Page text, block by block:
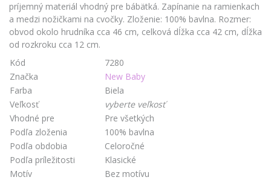
príjemný materiál vhodný pre bábätká. Zapínanie na ramienkach
a medzi nožičkami na cvočky. Zloženie: 100% bavlna. Rozmer:
obvod okolo hrudníka cca 46 cm, celková dĺžka cca 42 cm, dĺžka
od rozkroku cca 12 cm.
Kód
7280
Značka
New Baby
Farba
Biela
Veľkosť
vyberte veľkosť
Vhodné pre
Pre všetkých
Podľa zloženia
100% bavlna
Podľa obdobia
Celoročné
Podľa príležitosti
Klasické
Motív
Bez motívu